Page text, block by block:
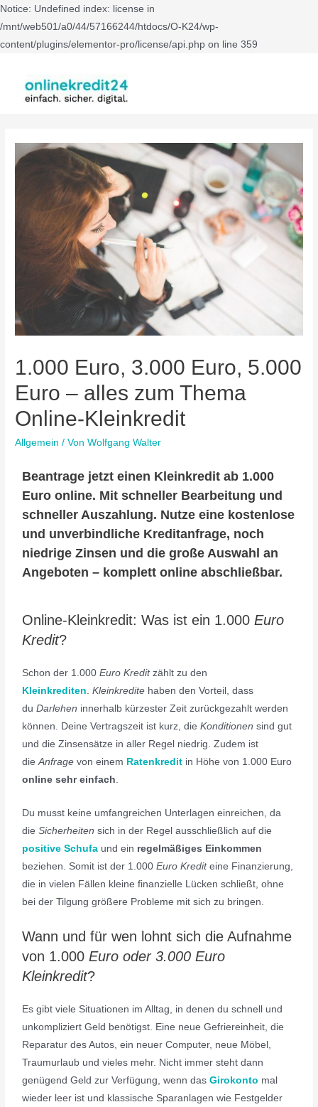
Notice: Undefined index: license in
/mnt/web501/a0/44/57166244/htdocs/O-K24/wp-
content/plugins/elementor-pro/license/api.php on line 359
1.000 Euro, 3.000 Euro, 5.000
Euro – alles zum Thema
Online-Kleinkredit
Allgemein / VonWolfgang Walter
Beantrage jetzt einen Kleinkredit ab 1.000
Euro online. Mit schneller Bearbeitung und
schneller Auszahlung. Nutze eine kostenlose
und unverbindliche Kreditanfrage, noch
niedrige Zinsen und die große Auswahl an
Angeboten – komplett online abschließbar.
Online-Kleinkredit: Was ist ein 1.000 Euro
Kredit?
Schon der 1.000Euro Kreditzählt zu den
Kleinkrediten.Kleinkredite haben den Vorteil, dass
duDarlehen innerhalb kürzester Zeit zurückgezahlt werden
können. Deine Vertragszeit ist kurz, dieKonditionen sind gut
und die Zinsensätze in aller Regel niedrig. Zudem ist
dieAnfrage von einem Ratenkredit in Höhe von 1.000 Euro
online sehr einfach.
Du musst keine umfangreichen Unterlagen einreichen, da
dieSicherheiten sich in der Regel ausschließlich auf die
positive Schufa und ein regelmäßiges Einkommen
beziehen. Somit ist der 1.000Euro Krediteine Finanzierung,
die in vielen Fällen kleine finanzielle Lücken schließt, ohne
bei der Tilgung größere Probleme mit sich zu bringen.
Wann und für wen lohnt sich die Aufnahme
von 1.000 Euro oder 3.000 Euro
Kleinkredit?
Es gibt viele Situationen im Alltag, in denen du schnell und
unkompliziert Geld benötigst. Eine neue Gefriereinheit, die
Reparatur des Autos, ein neuer Computer, neue Möbel,
Traumurlaub und vieles mehr. Nicht immer steht dann
genügend Geld zur Verfügung, wenn dasGirokonto mal
wieder leer ist und klassische Sparanlagen wie Festgelder